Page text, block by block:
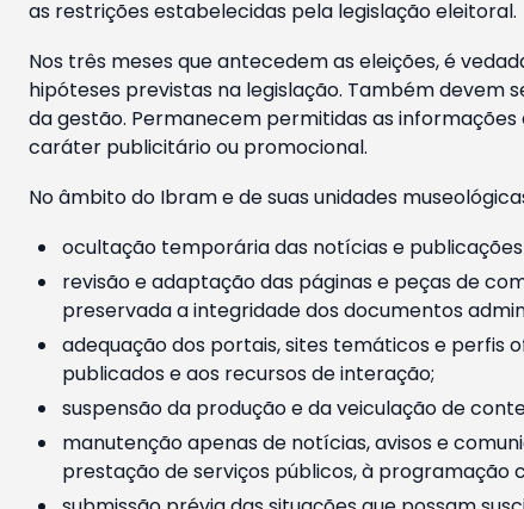
as restrições estabelecidas pela legislação eleitoral.
Nos três meses que antecedem as eleições, é
hipóteses previstas na legislação. Também devem
da gestão. Permanecem permitidas as
caráter publicitário ou promocional.
No âmbito do Ibram e de suas unidades
ocultação temporária das notícias e
revisão e adaptação das páginas e peças de
preservada a integridade dos documentos
adequação dos portais, sites temáticos e perfis
publicados e aos recursos de interação;
suspensão da produção e da veiculação de
manutenção apenas de notícias, avisos e
prestação de serviços públicos, à programação